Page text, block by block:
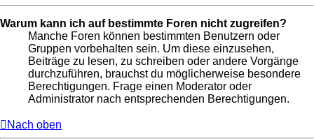
Warum kann ich auf bestimmte Foren nicht zugreifen?
Manche Foren können bestimmten Benutzern oder
Gruppen vorbehalten sein. Um diese einzusehen,
Beiträge zu lesen, zu schreiben oder andere Vorgänge
durchzuführen, brauchst du möglicherweise besondere
Berechtigungen. Frage einen Moderator oder
Administrator nach entsprechenden Berechtigungen.
Nach oben